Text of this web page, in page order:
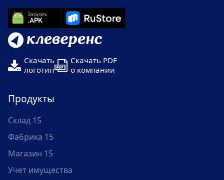
Скачать
логотип
Скачать PDF
о компании
Продукты
Склад 15
Фабрика 15
Магазин 15
Учет имущества